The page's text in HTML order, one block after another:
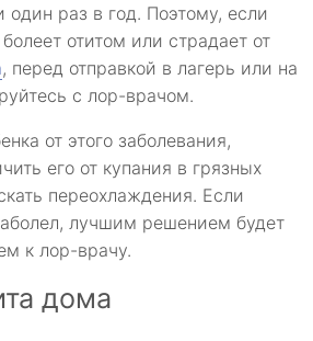
один раз в год. Поэтому, если
отитом или страдает от
, перед отправкой в лагерь или на
с лор-врачом.
от этого заболевания,
его от купания в грязных
переохлаждения. Если
лучшим решением будет
к лор-врачу.
дома